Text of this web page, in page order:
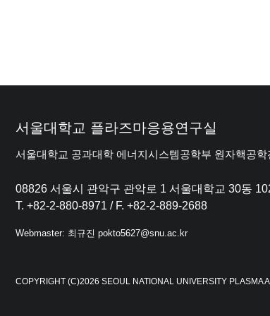
서울대학교 플라즈마응용연구실
서울대학교 공과대학 에너지시스템공학부 원자핵공학
08826 서울시 관악구 관악로 1 서울대학교 30동
T. +82-2-880-8971 / F. +82-2-889-2688
Webmaster: 최규진 pokto5627@snu.ac.kr
COPYRIGHT (C)2026 SEOUL NATIONAL UNIVERSITY PLASMA